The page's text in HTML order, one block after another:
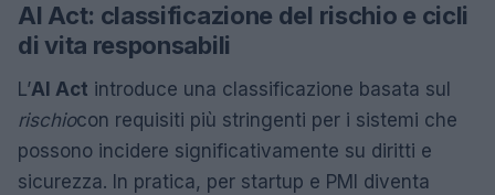
AI Act: classificazione del rischio e cicli
di vita responsabili
L’AI Act introduce una classificazione basata sul
rischiocon requisiti più stringenti per i sistemi che
possono incidere significativamente su diritti e
sicurezza. In pratica, per startup e PMI diventa